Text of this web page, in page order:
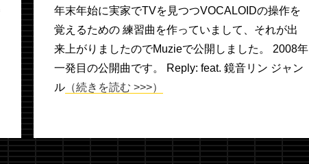
年末年始に実家でTVを見つつVOCALOIDの操作を
覚えるための 練習曲を作っていまして、それが出
来上がりましたのでMuzieで公開しました。 2008年
一発目の公開曲です。 Reply: feat. 鏡音リン ジャン
ル（続きを読む >>>）